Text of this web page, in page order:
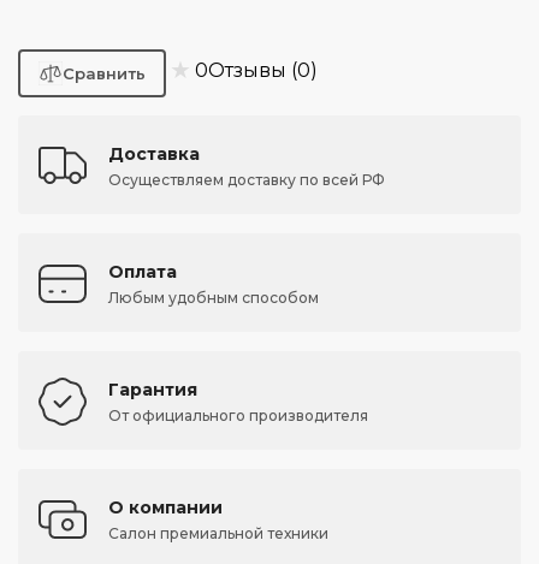
★ 0Отзывы (0)
Доставка
Осуществляем доставку по всей РФ
Оплата
Любым удобным способом
Гарантия
От официального производителя
О компании
Салон премиальной техники